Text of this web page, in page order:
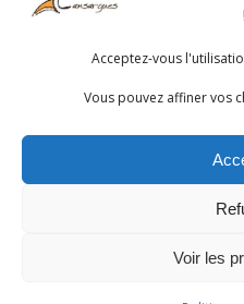
!
Acceptez-vous
Vous pouvez affiner vos
Voir les
Politique cookies•Mentions